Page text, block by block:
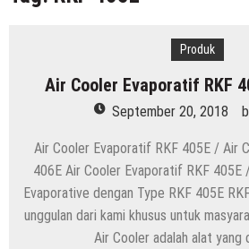
Indonesia
Harga High Speed Roller Door Indonesia
Distributor High Speed Door Indonesia |
0812-1280-1672
Harga Filter Hepa untuk Rumah Sakit | Call
1280-1672
Produk
Air Cooler Evaporatif RKF
September 20, 2018
Air Cooler Evaporatif RKF 405E / Air
406E Air Cooler Evaporatif RKF 405E
Evaporative dengan Type RKF 405E
unggulan dari kami khusus untuk
Air Cooler adalah alat yang